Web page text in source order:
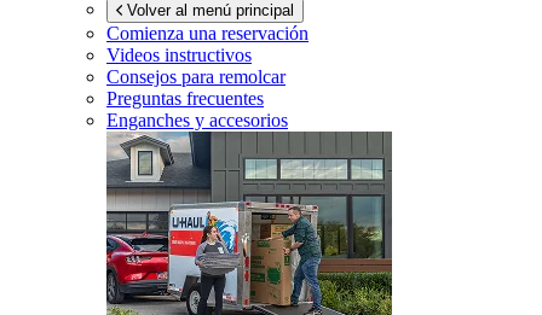
Volver al menú principal
Comienza una reservación
Videos instructivos
Consejos para remolcar
Preguntas frecuentes
Enganches y accesorios